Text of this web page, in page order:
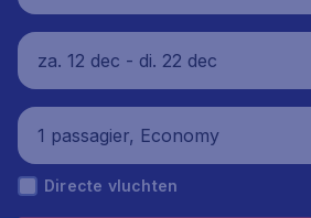
panje
za. 12 dec - di. 22 dec
1 passagier, Economy
Directe vluchten